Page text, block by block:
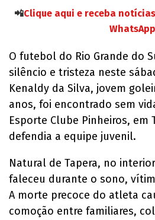
📲Clique aqui e receba
WhatsApp
O futebol do Rio Grande do
silêncio e tristeza neste
Kenaldy da Silva, jovem
anos, foi encontrado sem
Esporte Clube Pinheiros, em
defendia a equipe juvenil.
Natural de Tapera, no
faleceu durante o sono,
A morte precoce do atleta
comoção entre familiares,